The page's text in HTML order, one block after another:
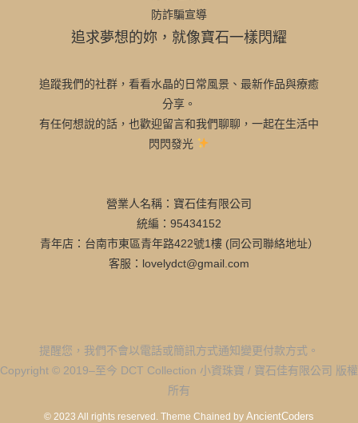
防詐騙宣導
追求夢想的妳，就像寶石一樣閃耀
追蹤我們的社群，看看水晶的日常風景、最新作品與療癒
分享。
有任何想說的話，也歡迎留言和我們聊聊，一起在生活中
閃閃發光
營業人名稱：寶石佳有限公司
統編：95434152
青年店：台南市東區青年路422號1樓 (同公司聯絡地址）
客服：lovelydct@gmail.com
提醒您，我們不會以電話或簡訊方式通知變更付款方式。
Copyright © 2019–至今 DCT Collection 小資珠寶 / 寶石佳有限公司 版權
所有
© 2023 All rights reserved. Theme Chained by AncientCoders